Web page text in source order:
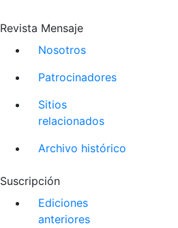
Revista Mensaje
Nosotros
Patrocinadores
Sitios
relacionados
Archivo histórico
Suscripción
Ediciones
anteriores